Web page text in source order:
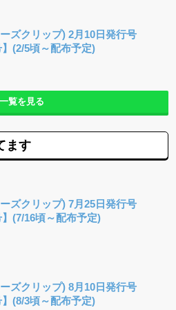
ズクリップ) 2月10日発行号
】(2/5頃～配布予定)
一覧を見る
ます
ズクリップ) 7月25日発行号
】(7/16頃～配布予定)
ズクリップ) 8月10日発行号
】(8/3頃～配布予定)